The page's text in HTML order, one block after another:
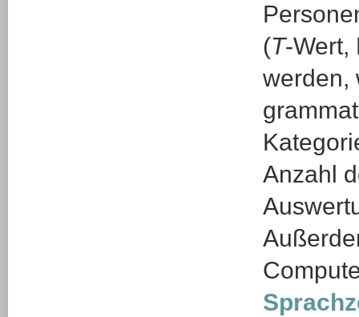
(T-Wert,
werden,
Anzahl